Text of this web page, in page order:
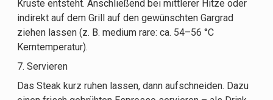
Kruste entsteht. Anschließend bei mittlerer Hitze oder
indirekt auf dem Grill auf den gewünschten Gargrad
ziehen lassen (z. B. medium rare: ca. 54–56 °C
Kerntemperatur).
7. Servieren
Das Steak kurz ruhen lassen, dann aufschneiden. Dazu